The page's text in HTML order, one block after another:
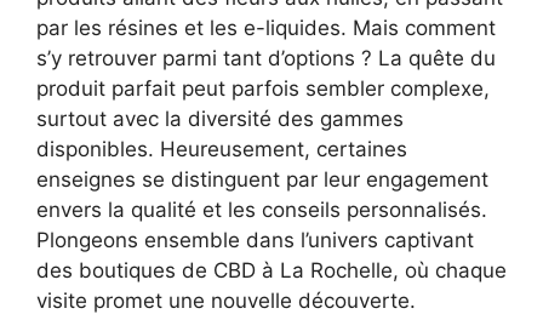
par les résines et les e-liquides. Mais comment
s’y retrouver parmi tant d’options ? La quête du
produit parfait peut parfois sembler complexe,
surtout avec la diversité des gammes
disponibles. Heureusement, certaines
enseignes se distinguent par leur engagement
envers la qualité et les conseils personnalisés.
Plongeons ensemble dans l’univers captivant
des boutiques de CBD à La Rochelle, où chaque
visite promet une nouvelle découverte.